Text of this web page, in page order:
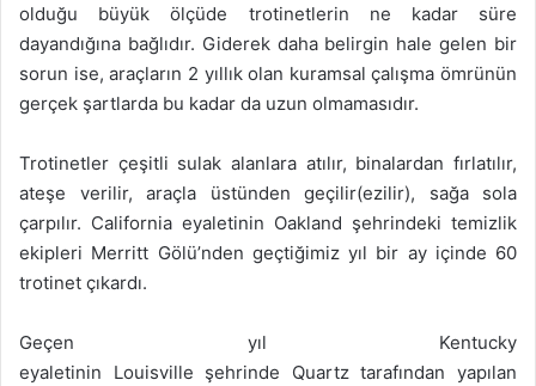
olduğu büyük ölçüde trotinetlerin ne kadar süre
dayandığına bağlıdır. Giderek daha belirgin hale gelen bir
sorun ise, araçların 2 yıllık olan kuramsal çalışma ömrünün
gerçek şartlarda bu kadar da uzun olmamasıdır.
Trotinetler çeşitli sulak alanlara atılır, binalardan fırlatılır,
ateşe verilir, araçla üstünden geçilir(ezilir), sağa sola
çarpılır. California eyaletinin Oakland şehrindeki temizlik
ekipleri Merritt Gölü’nden geçtiğimiz yıl bir ay içinde 60
trotinet çıkardı.
Geçen yıl Kentucky
eyaletinin Louisville şehrinde Quartz tarafından yapılan